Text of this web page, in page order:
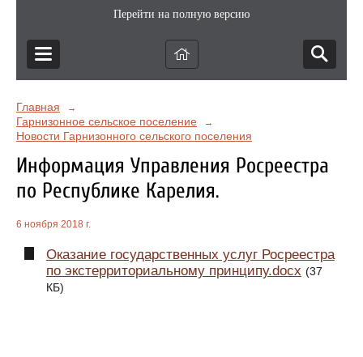
Перейти на полную версию
Главная →
Гарнизонное сельское поселение →
Новости Гарнизонного сельского поселения
Информация Управления Росреестра
по Республике Карелия.
6 ноября 2018 г.
Оказание государственных услуг Росреестра
по экстерриториальному принципу.docx (37
КБ)